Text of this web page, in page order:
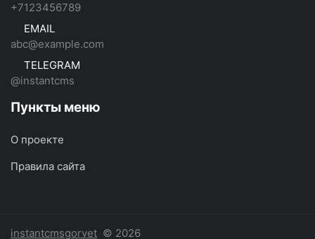
+7123456789
EMAIL
abc@example.com
TELEGRAM
@instantcms
Пункты меню
О проекте
Правила сайта
instantcmsgorvet © 2026